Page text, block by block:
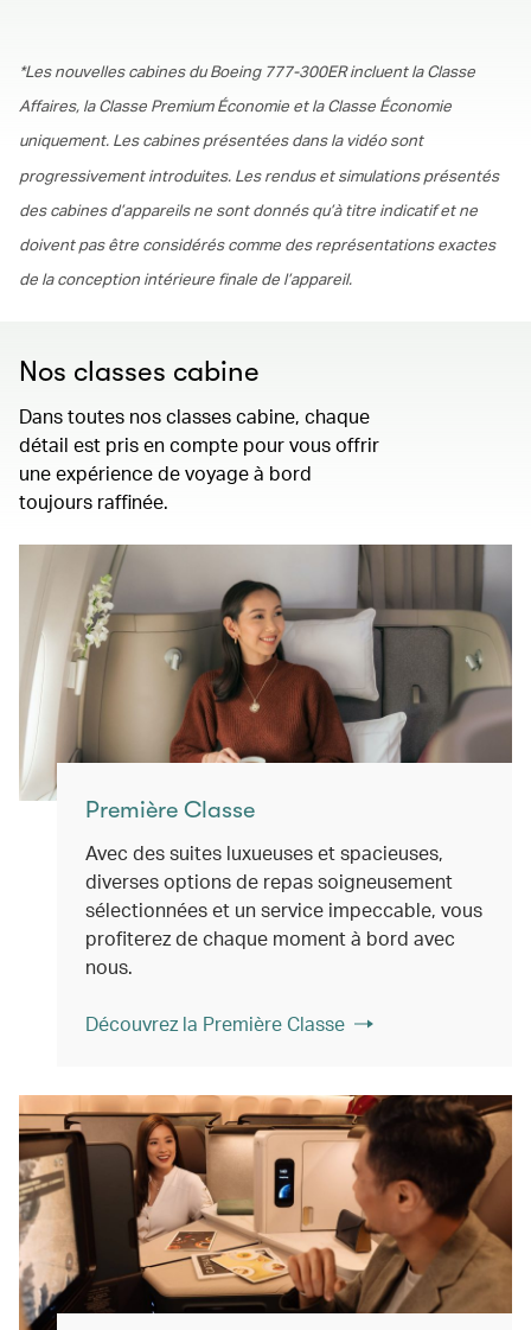
*Les nouvelles cabines du Boeing 777-300ER incluent la Classe
Affaires, la Classe Premium Économie et la Classe Économie
uniquement. Les cabines présentées dans la vidéo sont
progressivement introduites. Les rendus et simulations présentés
des cabines d’appareils ne sont donnés qu’à titre indicatif et ne
doivent pas être considérés comme des représentations exactes
de la conception intérieure finale de l’appareil.
Nos classes cabine
Dans toutes nos classes cabine, chaque
détail est pris en compte pour vous offrir
une expérience de voyage à bord
toujours raffinée.
Première Classe
Avec des suites luxueuses et spacieuses,
diverses options de repas soigneusement
sélectionnées et un service impeccable, vous
profiterez de chaque moment à bord avec
nous.
Découvrez la Première Classe